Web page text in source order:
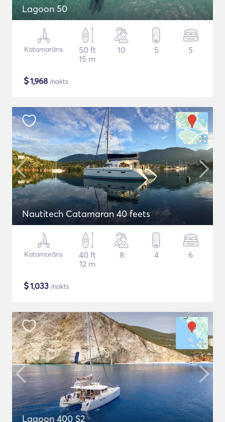
Lagoon 50
Katamarāns
50 ft
15 m
10 5 5
$1,968 /nakts
Nautitech Catamaran 40 feets
Katamarāns
40 ft
12 m
8 4 6
$1,033 /nakts
Lagoon 400 S2